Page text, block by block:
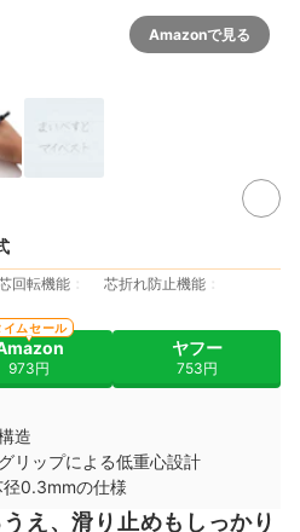
Amazonで見る
回転機能
芯折れ防止機能
973円
イムセール
ヤフー
753円
造
リップによる低重心設計
0.3mmの仕様
え、滑り止めもしっかり